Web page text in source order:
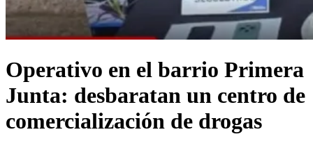
​Operativo en el barrio Primera
Junta: desbaratan un centro de
comercialización de drogas